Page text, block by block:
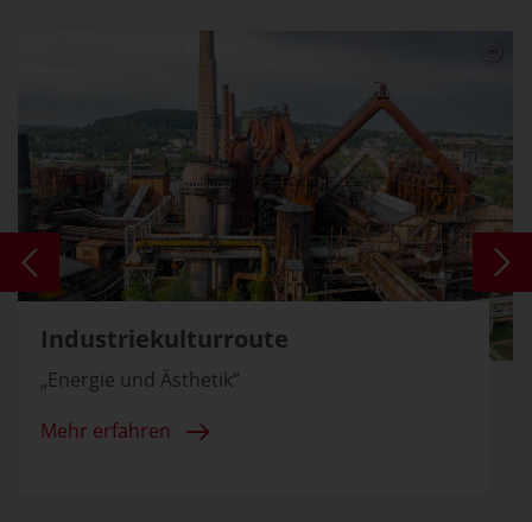
Industriekulturroute
„Energie und Ästhetik“
Mehr erfahren